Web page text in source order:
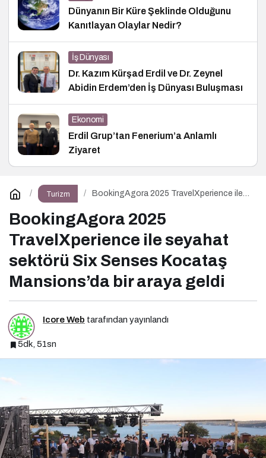
Dünyanın Bir Küre Şeklinde Olduğunu
Kanıtlayan Olaylar Nedir?
İş Dünyası
Dr. Kazım Kürşad Erdil ve Dr. Zeynel
Abidin Erdem’den İş Dünyası Buluşması
Ekonomi
Erdil Grup’tan Fenerium’a Anlamlı
Ziyaret
Turizm
BookingAgora 2025 TravelXperience ile
Mansions’da bir araya geldi
BookingAgora 2025
TravelXperience ile seyahat
sektörü Six Senses Kocataş
Mansions’da bir araya geldi
Icore Web tarafından yayınlandı
5dk, 51sn